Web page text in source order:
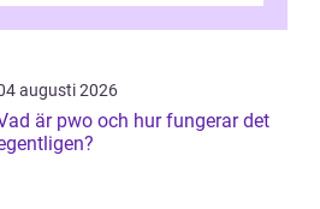
augusti 2026
är pwo och hur fungerar det